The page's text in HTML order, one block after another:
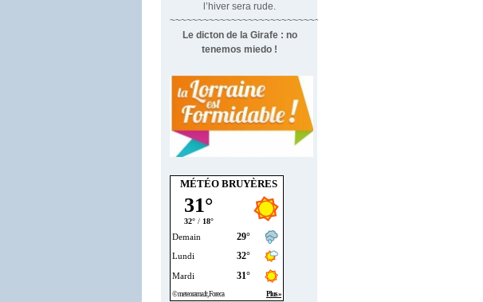
l’hiver sera rude.
~~~~~~~~~~~~~~~~~~~~~~~~~~~~~~~
Le dicton de la Girafe : no
tenemos miedo !
MÉTÉO BRUYÈRES